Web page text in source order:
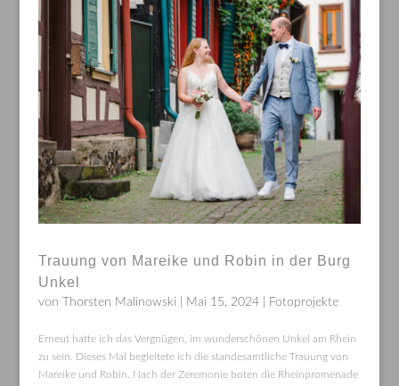
Trauung von Mareike und Robin in der Burg
Unkel
von Thorsten Malinowski Mai 15, 2024| Fotoprojekte
Erneut hatte ich das Vergnügen, im wunderschönen Unkel am Rhein
zu sein. Dieses Mal begleitete ich die standesamtliche Trauung von
Mareike und Robin. Nach der Zeremonie boten die Rheinpromenade